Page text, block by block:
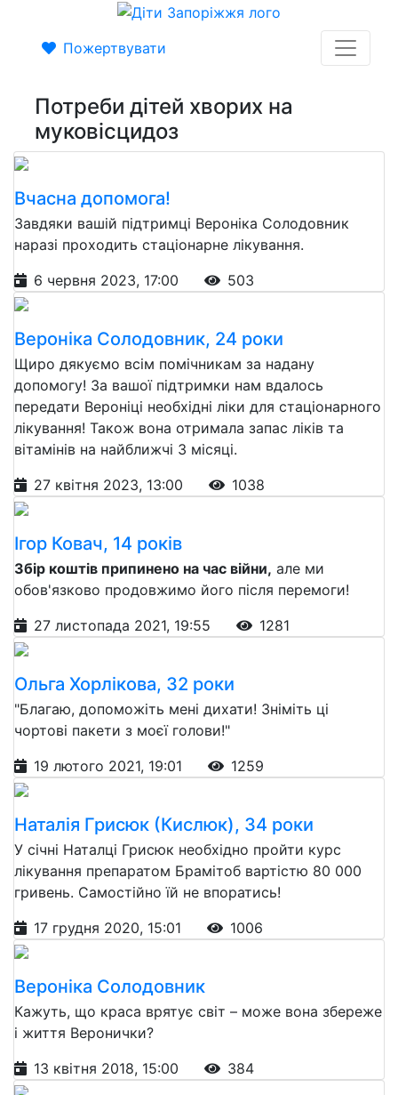
Пожертвувати
Потреби дітей хворих на
муковісцидоз
Вчасна допомога!
Завдяки вашій підтримці Вероніка Солодовник
наразі проходить стаціонарне лікування.
6 червня 2023, 17:00
503
Вероніка Солодовник, 24 роки
Щиро дякуємо всім помічникам за надану
допомогу! За вашої підтримки нам вдалось
передати Вероніці необхідні ліки для стаціонарного
лікування! Також вона отримала запас ліків та
вітамінів на найближчі 3 місяці.
27 квітня 2023, 13:00
1038
Ігор Ковач, 14 років
Збір коштів припинено на час війни, але ми
обов'язково продовжимо його після перемоги!
27 листопада 2021, 19:55
1281
Ольга Хорлікова, 32 роки
"Благаю, допоможіть мені дихати! Зніміть ці
чортові пакети з моєї голови!"
19 лютого 2021, 19:01
1259
Наталія Грисюк (Кислюк), 34 роки
У січні Наталці Грисюк необхідно пройти курс
лікування препаратом Брамітоб вартістю 80 000
гривень. Самостійно їй не впоратись!
17 грудня 2020, 15:01
1006
Вероніка Солодовник
Кажуть, що краса врятує світ – може вона збереже
і життя Веронички?
13 квітня 2018, 15:00
384